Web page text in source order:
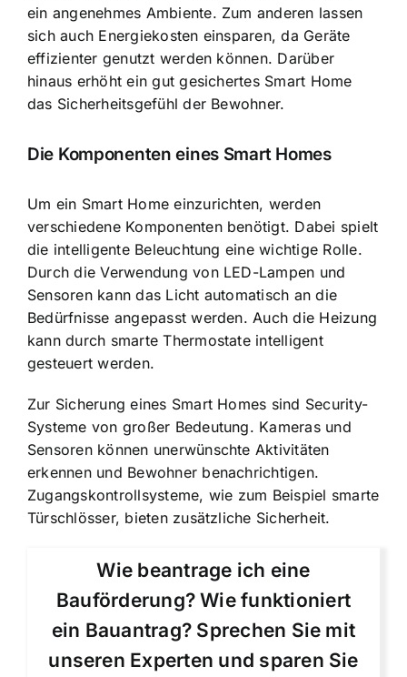
ein angenehmes Ambiente. Zum anderen lassen
sich auch Energiekosten einsparen, da Geräte
effizienter genutzt werden können. Darüber
hinaus erhöht ein gut gesichertes Smart Home
das Sicherheitsgefühl der Bewohner.
Die Komponenten eines Smart Homes
Um ein Smart Home einzurichten, werden
verschiedene Komponenten benötigt. Dabei spielt
die intelligente Beleuchtung eine wichtige Rolle.
Durch die Verwendung von LED-Lampen und
Sensoren kann das Licht automatisch an die
Bedürfnisse angepasst werden. Auch die Heizung
kann durch smarte Thermostate intelligent
gesteuert werden.
Zur Sicherung eines Smart Homes sind Security-
Systeme von großer Bedeutung. Kameras und
Sensoren können unerwünschte Aktivitäten
erkennen und Bewohner benachrichtigen.
Zugangskontrollsysteme, wie zum Beispiel smarte
Türschlösser, bieten zusätzliche Sicherheit.
Wie beantrage ich eine
Bauförderung? Wie funktioniert
ein Bauantrag? Sprechen Sie mit
unseren Experten und sparen Sie